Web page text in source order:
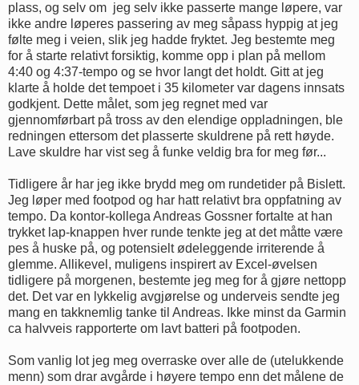
plass, og selv om jeg selv ikke passerte mange løpere, var
ikke andre løperes passering av meg såpass hyppig at jeg
følte meg i veien, slik jeg hadde fryktet. Jeg bestemte meg
for å starte relativt forsiktig, komme opp i plan på mellom
4:40 og 4:37-tempo og se hvor langt det holdt. Gitt at jeg
klarte å holde det tempoet i 35 kilometer var dagens innsats
godkjent. Dette målet, som jeg regnet med var
gjennomførbart på tross av den elendige oppladningen, ble
redningen ettersom det plasserte skuldrene på rett høyde.
Lave skuldre har vist seg å funke veldig bra for meg før...
Tidligere år har jeg ikke brydd meg om rundetider på Bislett.
Jeg løper med footpod og har hatt relativt bra oppfatning av
tempo. Da kontor-kollega Andreas Gossner fortalte at han
trykket lap-knappen hver runde tenkte jeg at det måtte være
pes å huske på, og potensielt ødeleggende irriterende å
glemme. Allikevel, muligens inspirert av Excel-øvelsen
tidligere på morgenen, bestemte jeg meg for å gjøre nettopp
det. Det var en lykkelig avgjørelse og underveis sendte jeg
mang en takknemlig tanke til Andreas. Ikke minst da Garmin
ca halvveis rapporterte om lavt batteri på footpoden.
Som vanlig lot jeg meg overraske over alle de (utelukkende
menn) som drar avgårde i høyere tempo enn det målene de